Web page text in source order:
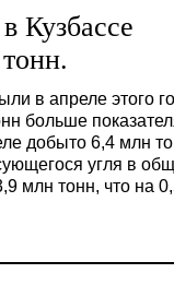
Кузбассе
в апреле этого
больше
добыто 6,4 млн
угля в
млн тонн, что на